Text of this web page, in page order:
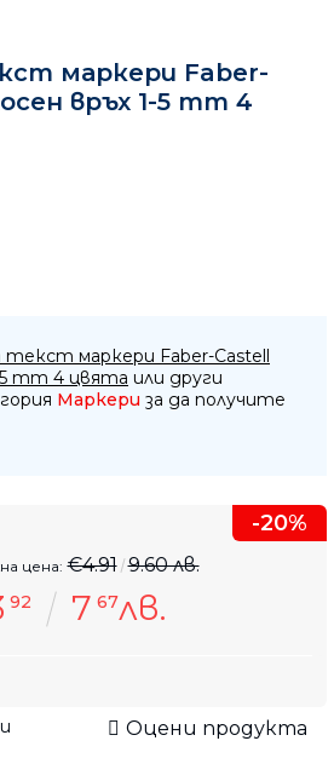
маркери Faber-
връх 1-5 mm 4
-20%
92 7 67лв.
цена: €4.91 9.60 лв.
маркери Faber-Castell
5 mm 4 цвята или други
Маркери за да получите
Оцени продукта